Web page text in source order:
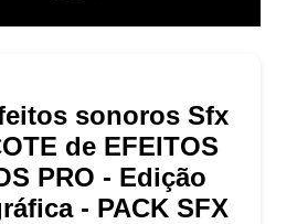
sonoros Sfx
de EFEITOS
PRO - Edição
- PACK SFX